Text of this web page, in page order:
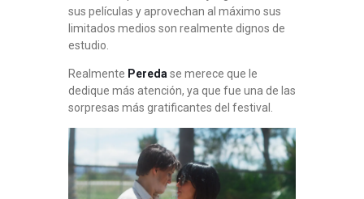
sus películas y aprovechan al máximo sus
limitados medios son realmente dignos de
estudio.
Realmente Pereda se merece que le
dedique más atención, ya que fue una de las
sorpresas más gratificantes del festival.